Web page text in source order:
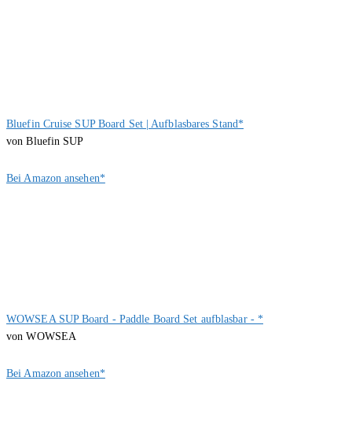
Bluefin Cruise SUP Board Set | Aufblasbares Stand*
von Bluefin SUP
Bei Amazon ansehen*
WOWSEA SUP Board - Paddle Board Set aufblasbar - *
von WOWSEA
Bei Amazon ansehen*